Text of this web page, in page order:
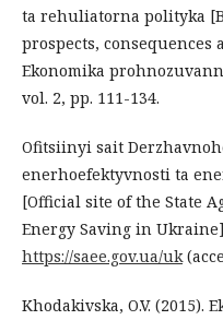
ta rehuliatorna polityka
prospects,
Ekonomika
vol. 2, pp. 111-134.
Ofitsiinyi sait
enerhoefektyvnosti ta
[Official site of the State
Energy Saving in
https://saee.gov.ua/uk
Khodakivska, O.V. (2015).